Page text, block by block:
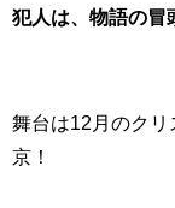
犯人は、物語の冒
舞台は12月のクリ
京！